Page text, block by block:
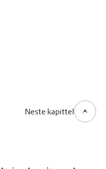
Neste kapittel